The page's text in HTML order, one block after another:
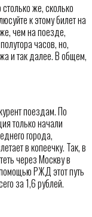
же, сколько
к этому билет на
чем на поезде,
часов, но,
и так далее. В общем,
поездам. По
только начали
города,
в копеечку. Так, в
через Москву в
РЖД этот путь
за 1,6 рублей.